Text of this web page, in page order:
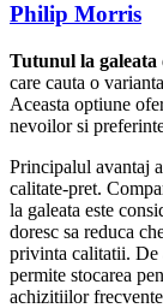
Philip Morris
Tutunul la galeata
care cauta o
Aceasta optiune
nevoilor si
Principalul avantaj
calitate-pret.
la galeata este
doresc sa reduca
privinta calitatii. De
permite stocarea
achizitiilor